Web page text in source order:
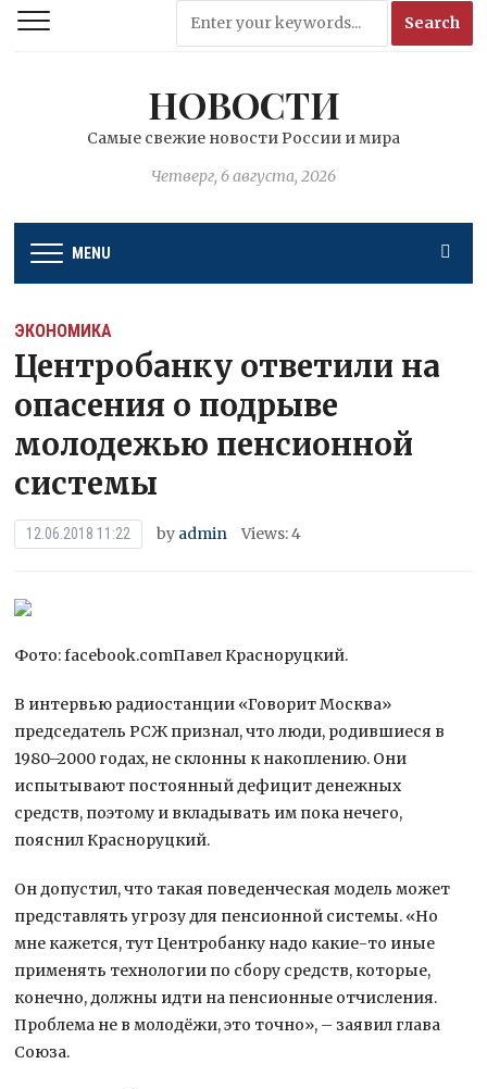
НОВОСТИ
Самые свежие новости России и мира
Четверг, 6 августа, 2026
MENU
ЭКОНОМИКА
Центробанку ответили на
опасения о подрыве
молодежью пенсионной
системы
12.06.2018 11:22 by admin Views: 4
Фото: facebook.comПавел Красноруцкий.
В интервью радиостанции «Говорит Москва»
председатель РСЖ признал, что люди, родившиеся в
1980–2000 годах, не склонны к накоплению. Они
испытывают постоянный дефицит денежных
средств, поэтому и вкладывать им пока нечего,
пояснил Красноруцкий.
Он допустил, что такая поведенческая модель может
представлять угрозу для пенсионной системы. «Но
мне кажется, тут Центробанку надо какие-то иные
применять технологии по сбору средств, которые,
конечно, должны идти на пенсионные отчисления.
Проблема не в молодёжи, это точно», – заявил глава
Союза.